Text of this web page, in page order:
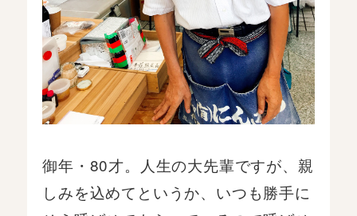
御年・80才。人生の大先輩ですが、親
しみを込めてというか、いつも勝手に